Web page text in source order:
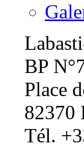
BP
Place
82370
Tél.